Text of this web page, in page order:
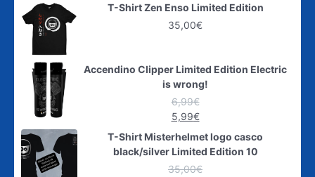
T-Shirt Zen Enso Limited Edition
35,00€
Accendino Clipper Limited Edition Electric
is wrong!
6,99€
5,99€
T-Shirt Misterhelmet logo casco
black/silver Limited Edition 10
35,00€